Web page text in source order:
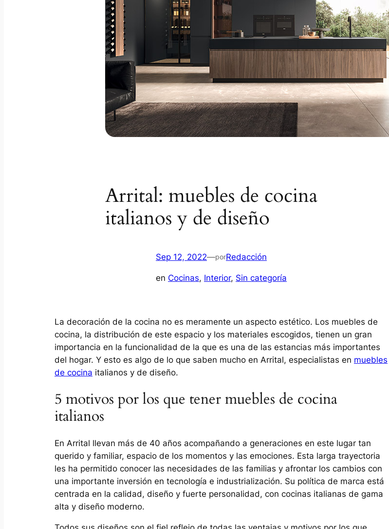
Arrital: muebles de cocina
italianos y de diseño
Sep 12, 2022—porRedacción
en Cocinas, Interior, Sin categoría
La decoración de la cocina no es meramente un aspecto estético. Los muebles de
cocina, la distribución de este espacio y los materiales escogidos, tienen un gran
importancia en la funcionalidad de la que es una de las estancias más importantes
del hogar. Y esto es algo de lo que saben mucho en Arrital, especialistas en muebles
de cocina italianos y de diseño.
5 motivos por los que tener muebles de cocina
italianos
En Arrital llevan más de 40 años acompañando a generaciones en este lugar tan
querido y familiar, espacio de los momentos y las emociones. Esta larga trayectoria
les ha permitido conocer las necesidades de las familias y afrontar los cambios con
una importante inversión en tecnología e industrialización. Su política de marca está
centrada en la calidad, diseño y fuerte personalidad, con cocinas italianas de gama
alta y diseño moderno.